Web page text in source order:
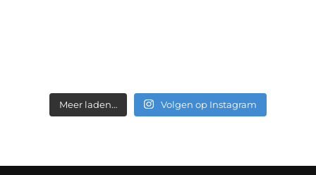
Meer laden… Volgen op Instagram